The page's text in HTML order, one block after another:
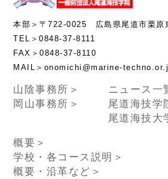
本部＞〒722-0025 広島県尾道市栗原
TEL＞0848-37-8111
FAX＞0848-37-8110
MAIL＞onomichi@marine-
山陰事務所＞
岡山事務所＞
ニュース一
尾道海技学
尾道海技大
概要＞
学校・各コース説明＞
概要・沿革など＞